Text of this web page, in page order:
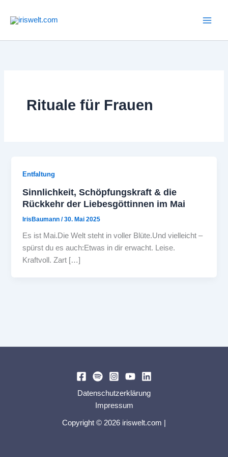
Inhalt
Rituale für Frauen
Entfaltung
Sinnlichkeit, Schöpfungskraft & die
Rückkehr der Liebesgöttinnen im Mai
IrisBaumann/30. Mai 2025
Es ist Mai.Die Welt steht in voller Blüte.Und vielleicht –
spürst du es auch:Etwas in dir erwacht. Leise.
Kraftvoll. Zart […]
Datenschutzerklärung
Impressum
Copyright © 2026 iriswelt.com |